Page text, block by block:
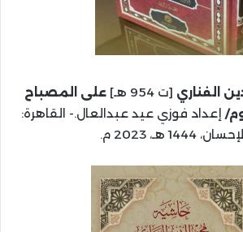
الفناري [ت 954 هـ]
على المصباح
إعداد فوزي عيد عبدالعال.- القاهرة:
1444 هـ، 2023 م.